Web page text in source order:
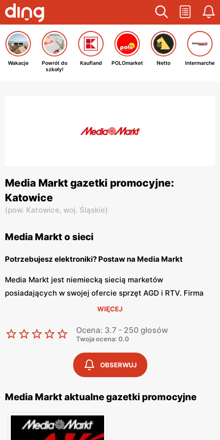
Wakacje
Powrót do
szkoły!
Kaufland POLOmarket Netto Intermarche
Media Markt gazetki promocyjne:
Katowice
(pow. Katowice, woj. Śląskie)
Media Markt o sieci
Potrzebujesz elektroniki? Postaw na Media Markt
Media Markt jest niemiecką siecią marketów
posiadających w swojej ofercie sprzęt AGD i RTV. Firma
należy do koncernu Metro Group, która zrzesza galerie
tworząc sklep, chcieli przede wszystkim, żeby był to
market wielkopowierzchniowy z dużą ilością produktów w
niskiej i przystępnej dla wszystkich cenie. Oprócz tego
Media Markt zapewnia obsługę oraz serwis wszelkich
anulowania zakupu, jeśli na rynku jest dostępny ten sam
przedmiot, ale w niższej cenie.. Przedsiębiorstwo posiada
także program lojalnościowy dla stałych klientów. Dzięki
WIĘCEJ
Ocena: 3.7 - 250 głosów
Twoja ocena: 0.0
OBSERWUJ
Media Markt aktualne gazetki promocyjne